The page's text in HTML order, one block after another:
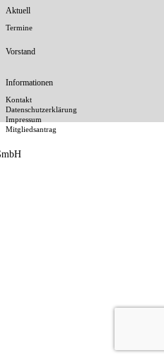
Aktuell
Termine
Vorstand
Informationen
Kontakt
Datenschutzerklärung
Impressum
Mitgliedsantrag